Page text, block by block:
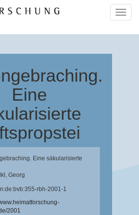
ein-/
Eine
Eine säkularisierte
Georg
rbh-2001-1
2001